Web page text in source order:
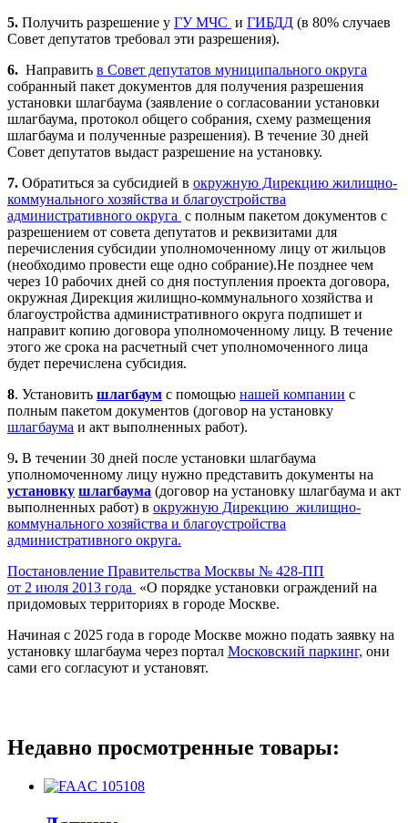
5. Получить разрешение у ГУ МЧС и ГИБДД (в 80% случаев
Совет депутатов требовал эти разрешения).
6. Направить в Совет депутатов муниципального округа
собранный пакет документов для получения разрешения
установки шлагбаума (заявление о согласовании установки
шлагбаума, протокол общего собрания, схему размещения
шлагбаума и полученные разрешения). В течение 30 дней
Совет депутатов выдаст разрешение на установку.
7. Обратиться за субсидией в окружную Дирекцию жилищно-
коммунального хозяйства и благоустройства
административного округа с полным пакетом документов с
разрешением от совета депутатов и реквизитами для
перечисления субсидии уполномоченному лицу от жильцов
(необходимо провести еще одно собрание).Не позднее чем
через 10 рабочих дней со дня поступления проекта договора,
окружная Дирекция жилищно-коммунального хозяйства и
благоустройства административного округа подпишет и
направит копию договора уполномоченному лицу. В течение
этого же срока на расчетный счет уполномоченного лица
будет перечислена субсидия.
8. Установить шлагбаум с помощью нашей компании с
полным пакетом документов (договор на установку
шлагбаума и акт выполненных работ).
9. В течении 30 дней после установки шлагбаума
уполномоченному лицу нужно представить документы на
установку шлагбаума (договор на установку шлагбаума и акт
выполненных работ) в окружную Дирекцию жилищно-
коммунального хозяйства и благоустройства
административного округа.
Постановление Правительства Москвы № 428-ПП
от 2 июля 2013 года «О порядке установки ограждений на
придомовых территориях в городе Москве.
Начиная с 2025 года в городе Москве можно подать заявку на
установку шлагбаума через портал Московский паркинг, они
сами его согласуют и установят.
Недавно просмотренные товары: